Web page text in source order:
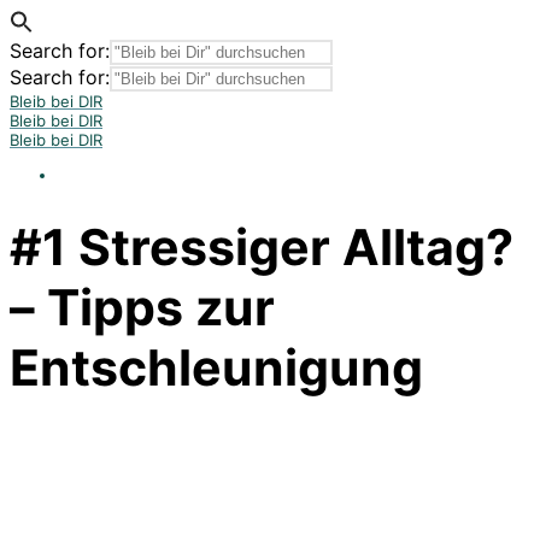
Search for:
Search for:
Bleib bei DIR
Bleib bei DIR
Bleib bei DIR
#1 Stressiger Alltag?
– Tipps zur
Entschleunigung